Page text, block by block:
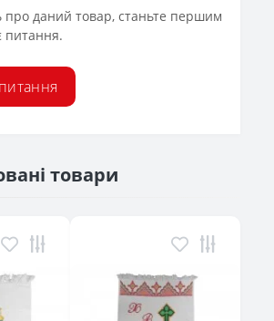
про даний товар, станьте першим
питання.
товари